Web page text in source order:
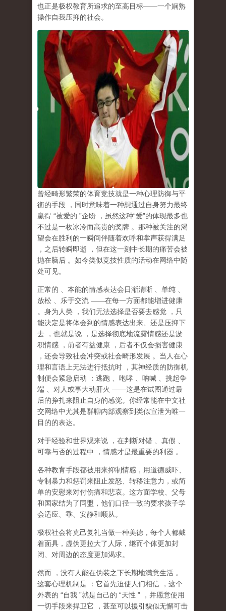
也正是极权教育所追求的至高目标——一个娴熟
操作自我压抑的社会。
曾经畸形繁荣的体育竞技就是一种心理防御与平
衡的手段
，同时意味着一种想通过自身努力最终
赢得 “被爱的 ”企盼 ，虽然这种“爱”的体现最多也
不过是一枚冰冷而高贵的奖牌 。那种被关注的渴
望会在胜利的一瞬间伴随着欢呼和掌声获得满足
，之后转瞬即逝
，但在这一刻中长期的痛苦会被
抛在脑后 。如今类似竞技性质的活动在网络中随
处可见。
正常的 、本能的情感表达会日渐清晰 、单纯
放松
、乐于交流 ——在每一方面都能增进健康
。身为人类
，我们无法选择是否要去感觉
，只
能决定是将体会到的情感表达出来、还是压抑下
去
，也就是说 ， 是选择彻底地流露情感还是淤
积情感
，前者有益健康
，后者不仅会损害健康
，还会导致社会冲突或社会畸形发展 。当人在心
理和言语上无法进行抵抗时
，其神经质的防御机
制便会紧急启动
：逃跑 、咆哮 、呐喊
、挑起争
端
、对人或事大动肝火 ——这是在试图通过最
后的挣扎来阻止自身的感觉。你经常能在中文社
交网络中尤其是群聊内部观察到类似宣泄为唯一
目的的表达。
对于经验和世界观来说 ，在判断对错 、真假
可靠与否的过程中
，情感才是最重要的利器 。
各种教育手段都被用来抑制情感，用道德威吓、
专制暴力和惩罚来阻止发怒、转移注意力，或简
单的安慰来对付伤痛和悲哀。这方面学校、父母
和国家结为了同盟，他们口径一致的要求孩子学
会适应、乖、安静和顺从。
极权社会将克己复礼当做一种美德，每个人都戴
着面具，虚伪更拉大了人际，继而个体更加封
闭、对周边的态度更加渴求。
然而 ，没有人能在伪装之下长期地满意生活 。
这套心理机制是
：它首先迫使人们相信
，这个
外表的 “自我 ”就是自己的 “天性 ”
，并愿意使用
一切手段来捍卫它
，甚至可以援引貌似无懈可击